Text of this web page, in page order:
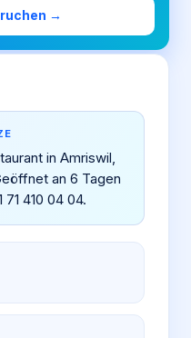
→
in Amriswil,
an 6 Tagen
410 04 04.